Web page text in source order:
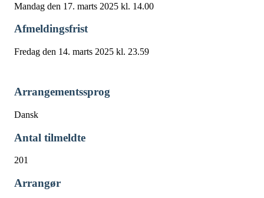
Mandag den 17. marts 2025 kl. 14.00
Afmeldingsfrist
Fredag den 14. marts 2025 kl. 23.59
Arrangementssprog
Dansk
Antal tilmeldte
201
Arrangør